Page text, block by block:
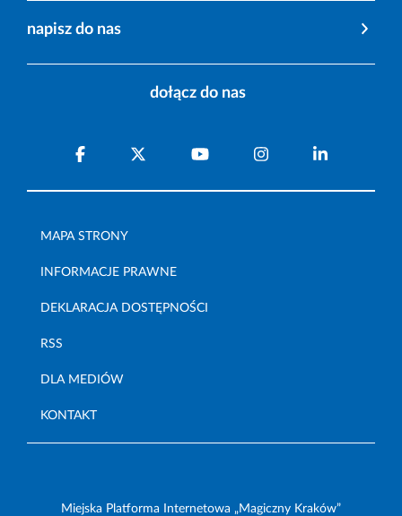
napisz do nas
dołącz do nas
MAPA STRONY
INFORMACJE PRAWNE
DEKLARACJA DOSTĘPNOŚCI
RSS
DLA MEDIÓW
KONTAKT
Miejska Platforma Internetowa „Magiczny Kraków”